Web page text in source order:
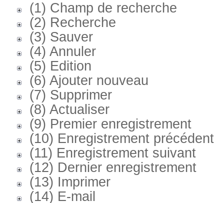
(1) Champ de recherche
(2) Recherche
(3) Sauver
(4) Annuler
(5) Edition
(6) Ajouter nouveau
(7) Supprimer
(8) Actualiser
(9) Premier enregistrement
(10) Enregistrement précédent
(11) Enregistrement suivant
(12) Dernier enregistrement
(13) Imprimer
(14) E-mail